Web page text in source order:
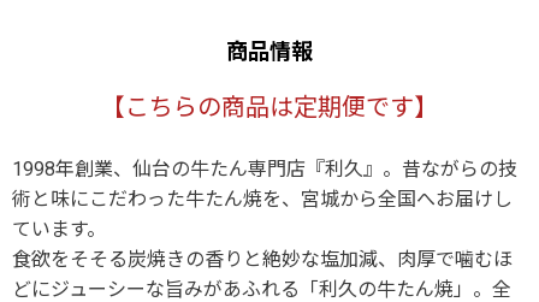
商品情報
【こちらの商品は定期便です】
1998年創業、仙台の牛たん専門店『利久』。昔ながらの技
術と味にこだわった牛たん焼を、宮城から全国へお届けし
ています。
食欲をそそる炭焼きの香りと絶妙な塩加減、肉厚で噛むほ
どにジューシーな旨みがあふれる「利久の牛たん焼」。全